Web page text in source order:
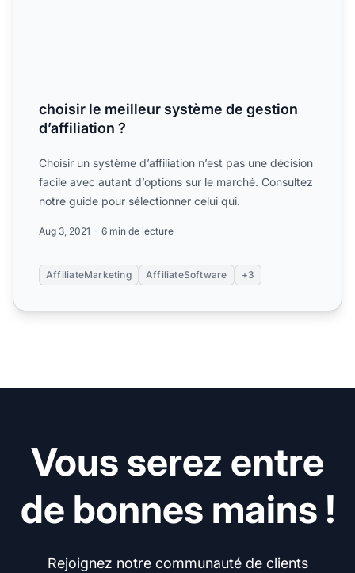
choisir le meilleur système de gestion
d’affiliation ?
Choisir un système d’affiliation n’est pas une décision
facile avec autant d’options sur le marché. Consultez
notre guide pour sélectionner celui qui.
Aug 3, 2021 6 min de lecture
AffiliateMarketing AffiliateSoftware +3
Vous serez entre
de bonnes mains !
Rejoignez notre communauté de clients